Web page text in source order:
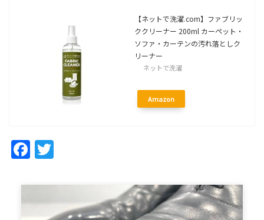
【ネットで洗濯.com】ファブリッ
ククリーナー 200ml カーペット・
ソファ・カーテンの汚れ落としク
リーナー
ネットで洗濯
Amazon
Facebook